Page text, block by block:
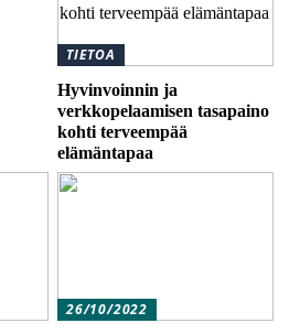
TIETOA
Hyvinvoinnin ja
verkkopelaamisen tasapaino
kohti terveempää
elämäntapaa
26/10/2022